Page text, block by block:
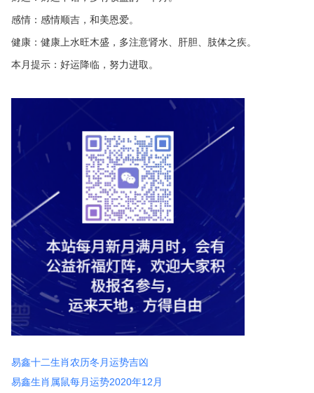
感情：感情顺吉，和美恩爱。
健康：健康上水旺木盛，多注意肾水、肝胆、肢体之疾。
本月提示：好运降临，努力进取。
易鑫十二生肖农历冬月运势吉凶
易鑫生肖属鼠每月运势2020年12月